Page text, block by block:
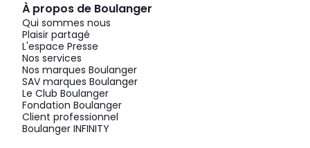
À propos de Boulanger
Qui sommes nous
Plaisir partagé
L'espace Presse
Nos services
Nos marques Boulanger
SAV marques Boulanger
Le Club Boulanger
Fondation Boulanger
Client professionnel
Boulanger INFINITY